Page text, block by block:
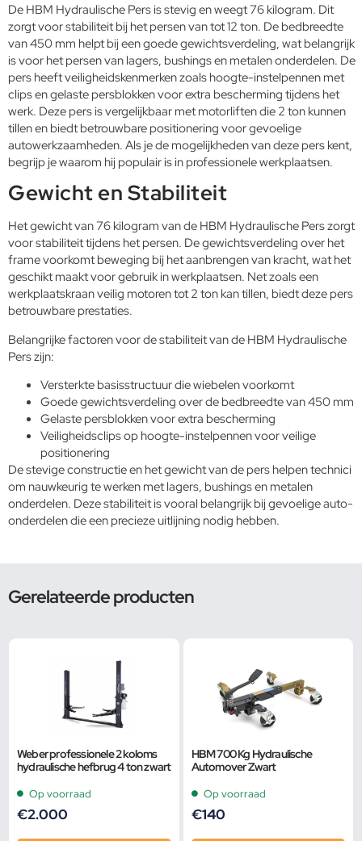
De HBM Hydraulische Pers is stevig en weegt 76 kilogram. Dit
zorgt voor stabiliteit bij het persen van tot 12 ton. De bedbreedte
van 450 mm helpt bij een goede gewichtsverdeling, wat belangrijk
is voor het persen van lagers, bushings en metalen onderdelen. De
pers heeft veiligheidskenmerken zoals hoogte-instelpennen met
clips en gelaste persblokken voor extra bescherming tijdens het
werk. Deze pers is vergelijkbaar met motorliften die 2 ton kunnen
tillen en biedt betrouwbare positionering voor gevoelige
autowerkzaamheden. Als je de mogelijkheden van deze pers kent,
begrijp je waarom hij populair is in professionele werkplaatsen.
Gewicht en Stabiliteit
Het gewicht van 76 kilogram van de HBM Hydraulische Pers zorgt
voor stabiliteit tijdens het persen. De gewichtsverdeling over het
frame voorkomt beweging bij het aanbrengen van kracht, wat het
geschikt maakt voor gebruik in werkplaatsen. Net zoals een
werkplaatskraan veilig motoren tot 2 ton kan tillen, biedt deze pers
betrouwbare prestaties.
Belangrijke factoren voor de stabiliteit van de HBM Hydraulische
Pers zijn:
Versterkte basisstructuur die wiebelen voorkomt
Goede gewichtsverdeling over de bedbreedte van 450 mm
Gelaste persblokken voor extra bescherming
Veiligheidsclips op hoogte-instelpennen voor veilige
positionering
De stevige constructie en het gewicht van de pers helpen technici
om nauwkeurig te werken met lagers, bushings en metalen
onderdelen. Deze stabiliteit is vooral belangrijk bij gevoelige auto-
onderdelen die een precieze uitlijning nodig hebben.
Gerelateerde producten
Weber professionele 2 koloms
hydraulische hefbrug 4 ton zwart
Op voorraad
€2.000
HBM 700 Kg Hydraulische
Automover Zwart
Op voorraad
€140